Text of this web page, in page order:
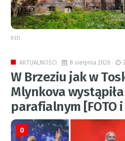
RED.
AKTUALNOŚCI 8 sierpnia 2026
W Brzeziu jak w
Mlynkova
parafialnym [FOTO i
0